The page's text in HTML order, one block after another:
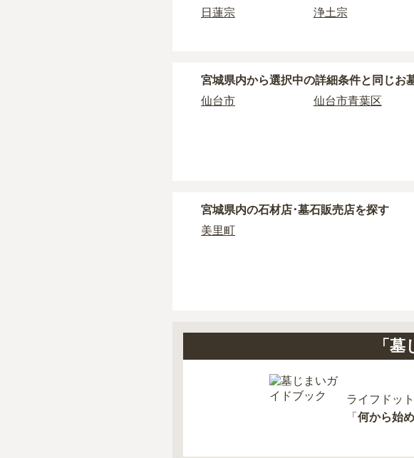
す。
・年間管理費 ：お墓の管理費。契約後、
現地への見学が難しい場合は、資料請
す。
日蓮宗
浄土宗
3人用区画あり
宮城県内から選択中の詳細条件と同じお
仙台市
仙台市青葉区
宮城県内の石材店･墓石販売店を探す
美里町
「
ライフドット
「 何から始